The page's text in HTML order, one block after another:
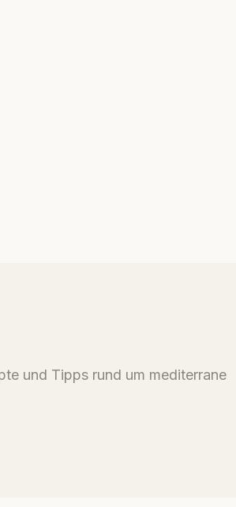
und Tipps rund um mediterrane